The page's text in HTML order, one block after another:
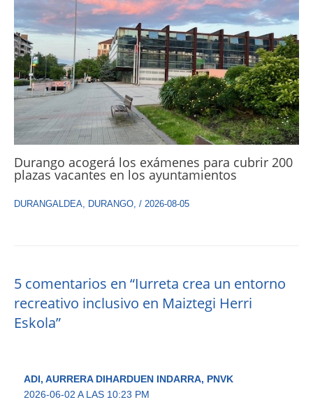
Durango acogerá los exámenes para cubrir 200
plazas vacantes en los ayuntamientos
DURANGALDEA, DURANGO, / 2026-08-05
5 comentarios en “Iurreta crea un entorno
recreativo inclusivo en Maiztegi Herri
Eskola”
ADI, AURRERA DIHARDUEN INDARRA, PNVK
2026-06-02 A LAS 10:23 PM